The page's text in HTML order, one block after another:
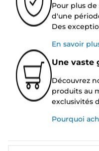
Pour plus
d'une
Des
En savoir
Une vaste
Découvrez
produits au
exclusivités
Pourquoi